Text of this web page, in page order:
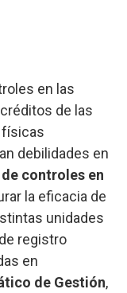
en las
de las
físicas
debilidades en
controles en
la eficacia de
unidades
registro
en
de Gestión,